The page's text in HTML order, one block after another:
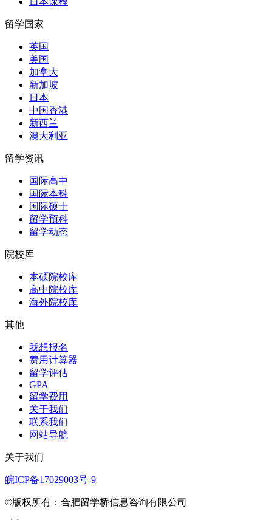
留学国家
英国
美国
加拿大
新加坡
日本
中国香港
新西兰
澳大利亚
留学资讯
国际高中
国际本科
国际硕士
留学预科
留学动态
院校库
本硕院校库
高中院校库
海外院校库
其他
我想报名
费用计算器
留学评估
GPA
留学费用
关于我们
联系我们
网站导航
关于我们
皖ICP备17029003号-9
©版权所有：合肥留学桥信息咨询有限公司